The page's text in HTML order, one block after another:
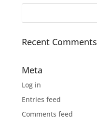
Recent Comments
Meta
Log in
Entries feed
Comments feed